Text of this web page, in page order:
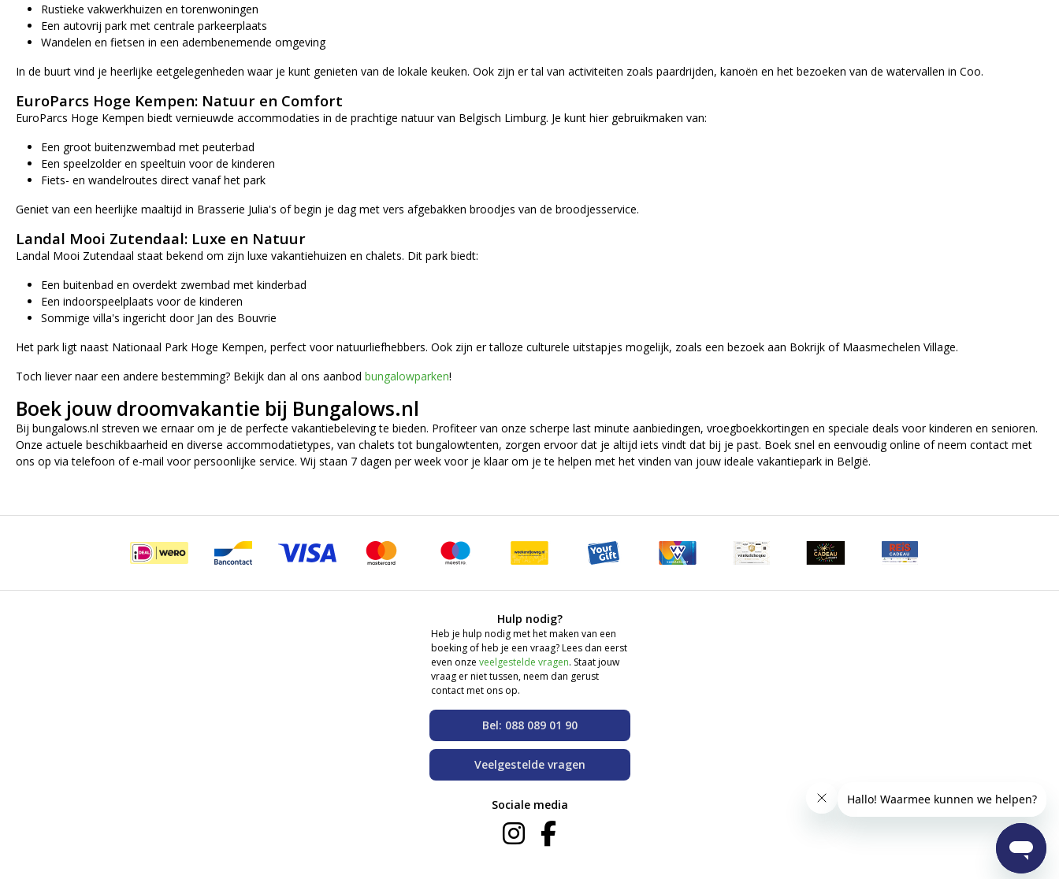
Rustieke vakwerkhuizen en torenwoningen
Een autovrij park met centrale parkeerplaats
Wandelen en fietsen in een adembenemende omgeving
In de buurt vind je heerlijke eetgelegenheden waar je kunt genieten van de lokale keuken. Ook zijn er tal van activiteiten zoals paardrijden, kanoën en het bezoeken van de watervallen in Coo.
EuroParcs Hoge Kempen: Natuur en Comfort
EuroParcs Hoge Kempen biedt vernieuwde accommodaties in de prachtige natuur van Belgisch Limburg. Je kunt hier gebruikmaken van:
Een groot buitenzwembad met peuterbad
Een speelzolder en speeltuin voor de kinderen
Fiets- en wandelroutes direct vanaf het park
Geniet van een heerlijke maaltijd in Brasserie Julia's of begin je dag met vers afgebakken broodjes van de broodjesservice.
Landal Mooi Zutendaal: Luxe en Natuur
Landal Mooi Zutendaal staat bekend om zijn luxe vakantiehuizen en chalets. Dit park biedt:
Een buitenbad en overdekt zwembad met kinderbad
Een indoorspeelplaats voor de kinderen
Sommige villa's ingericht door Jan des Bouvrie
Het park ligt naast Nationaal Park Hoge Kempen, perfect voor natuurliefhebbers. Ook zijn er talloze culturele uitstapjes mogelijk, zoals een bezoek aan Bokrijk of Maasmechelen Village.
Toch liever naar een andere bestemming? Bekijk dan al ons aanbod bungalowparken!
Boek jouw droomvakantie bij Bungalows.nl
Bij bungalows.nl streven we ernaar om je de perfecte vakantiebeleving te bieden. Profiteer van onze scherpe last minute aanbiedingen, vroegboekkortingen en speciale deals voor kinderen en senioren.
Onze actuele beschikbaarheid en diverse accommodatietypes, van chalets tot bungalowtenten, zorgen ervoor dat je altijd iets vindt dat bij je past. Boek snel en eenvoudig online of neem contact met
ons op via telefoon of e-mail voor persoonlijke service. Wij staan 7 dagen per week voor je klaar om je te helpen met het vinden van jouw ideale vakantiepark in België.
Hulp nodig?
Heb je hulp nodig met het maken van een
boeking of heb je een vraag? Lees dan eerst
even onze veelgestelde vragen. Staat jouw
vraag er niet tussen, neem dan gerust
contact met ons op.
Bel: 088 089 01 90
Veelgestelde vragen
Sociale media